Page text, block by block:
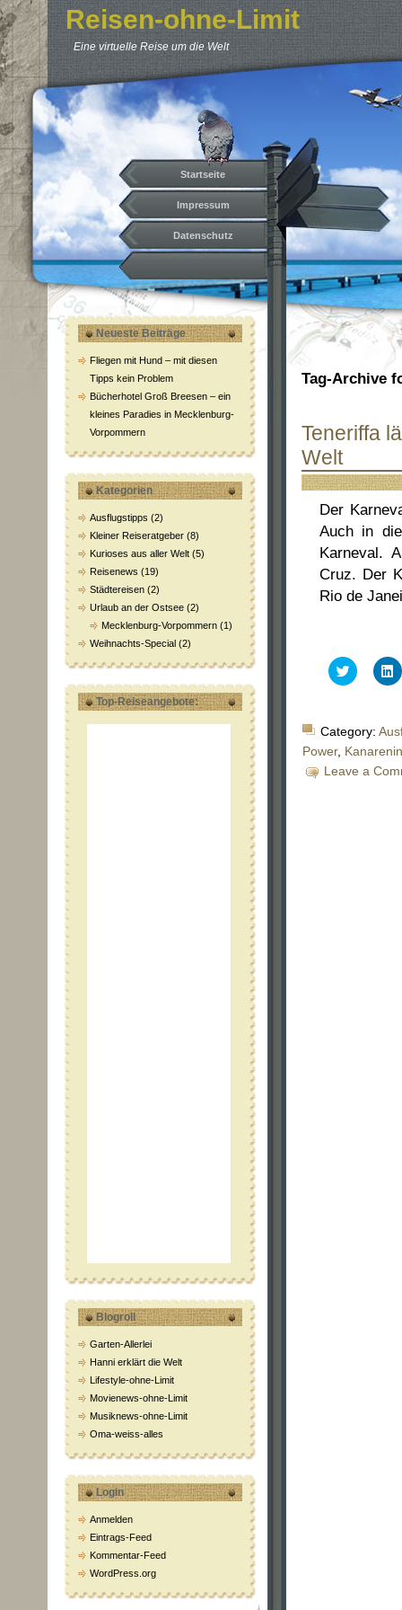
Reisen-ohne-Limit
Eine virtuelle Reise um die Welt
Startseite
Impressum
Datenschutz
Neueste Beiträge
Fliegen mit Hund – mit diesen
Tipps kein Problem
Bücherhotel Groß Breesen – ein
kleines Paradies in Mecklenburg-
Vorpommern
Kategorien
Ausflugstipps (2)
Kleiner Reiseratgeber (8)
Kurioses aus aller Welt (5)
Reisenews (19)
Städtereisen (2)
Urlaub an der Ostsee (2)
Mecklenburg-Vorpommern (1)
Weihnachts-Special (2)
Top-Reiseangebote:
Blogroll
Garten-Allerlei
Hanni erklärt die Welt
Lifestyle-ohne-Limit
Movienews-ohne-Limit
Musiknews-ohne-Limit
Oma-weiss-alles
Login
Anmelden
Eintrags-Feed
Kommentar-Feed
WordPress.org
Tag-Archive
Teneriffa
Welt
Der
Auch in
Karneval.
Cruz. Der
Rio de
Klick,
um
teilen
(Wird
in
Fenster
Category:
Power,
Leave a